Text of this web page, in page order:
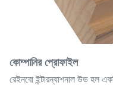
কোম্পানির প্রোফাইল
রেইনবো ইন্টারন্যাশনাল উড হল